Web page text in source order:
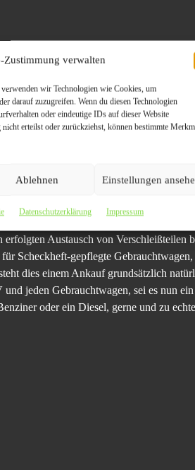
Zustimmung verwalten
wir Technologien wie Cookies, um
darauf zuzugreifen. Wenn du diesen Technologien
oder eindeutige IDs auf dieser Website
erteilst oder zurückziehst, können bestimmte
Ablehnen Einstellungen
Datenschutzerklärung Impressum
hinaus aber ist es auch sinnvoll,
Austausch von Verschleißteilen
Scheckheft-gepflegte
dies einem Ankauf grundsätzlich
jeden Gebrauchtwagen, sei es nun
oder ein Diesel, gerne und zu